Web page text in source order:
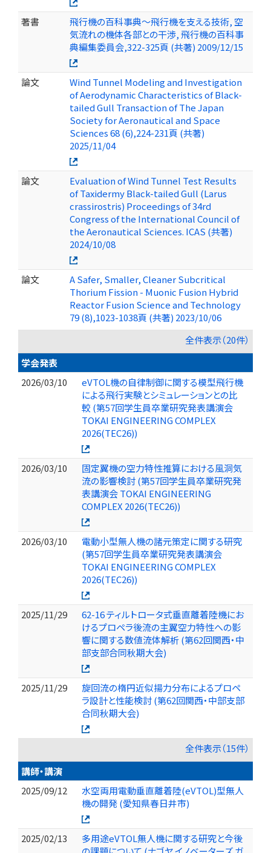
著書
飛行機の百科事典～飛行機を支える技術, 空
気流れの機体各部との干渉, 飛行機の百科事
典編集委員会,322-325頁 (共著) 2009/12/15
論文
Wind Tunnel Modeling and Investigation
of Aerodynamic Characteristics of Black-
tailed Gull Transaction of The Japan
Society for Aeronautical and Space
Sciences 68 (6),224-231頁 (共著)
2025/11/04
論文
Evaluation of Wind Tunnel Test Results
of Taxidermy Black-tailed Gull (Larus
crassirostris) Proceedings of 34rd
Congress of the International Council of
the Aeronautical Sciences. ICAS (共著)
2024/10/08
論文
A Safer, Smaller, Cleaner Subcritical
Thorium Fission - Muonic Fusion Hybrid
Reactor Fusion Science and Technology
79 (8),1023-1038頁 (共著) 2023/10/06
全件表示（20件）
学会発表
2026/03/10
eVTOL機の自律制御に関する模型飛行機
による飛行実験とシミュレーションとの比
較 (第57回学生員卒業研究発表講演会
TOKAI ENGINEERING COMPLEX
2026(TEC26))
2026/03/10
固定翼機の空力特性推算における風洞気
流の影響検討 (第57回学生員卒業研究発
表講演会 TOKAI ENGINEERING
COMPLEX 2026(TEC26))
2026/03/10
電動小型無人機の諸元策定に関する研究
(第57回学生員卒業研究発表講演会
TOKAI ENGINEERING COMPLEX
2026(TEC26))
2025/11/29
62-16 ティルトロータ式垂直離着陸機にお
けるプロペラ後流の主翼空力特性への影
響に関する数値流体解析 (第62回関西・中
部支部合同秋期大会)
2025/11/29
旋回流の楕円近似揚力分布によるプロペ
ラ設計と性能検討 (第62回関西・中部支部
合同秋期大会)
全件表示（15件）
講師・講演
2025/09/12
水空両用電動垂直離着陸(eVTOL)型無人
機の開発 (愛知県春日井市)
2025/02/13
多用途eVTOL無人機に関する研究と今後